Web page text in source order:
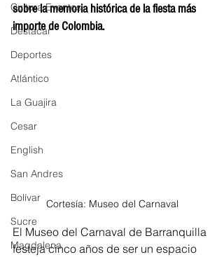
Cultura Eventos
Destacar
Deportes
Atlántico
La Guajira
Cesar
English
San Andres
Bolívar
Sucre
Magdalena
sobre la memoria histórica de la fiesta más
importe de Colombia.
Cortesía: Museo del Carnaval
El Museo del Carnaval de Barranquilla
festeja cinco años de ser un espacio